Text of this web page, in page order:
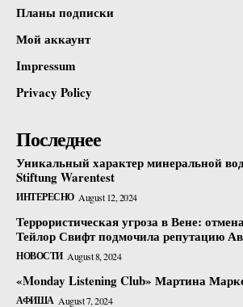
Планы подписки
Мой аккаунт
Impressum
Privacy Policy
Последнее
Уникальный характер минеральной
Stiftung Warentest
ИНТЕРЕСНО August 12, 2024
Террористическая угроза в Вене:
Тейлор Свифт подмочила репутацию
НОВОСТИ August 8, 2024
«Monday Listening Club» Мартина
АФИША August 7, 2024